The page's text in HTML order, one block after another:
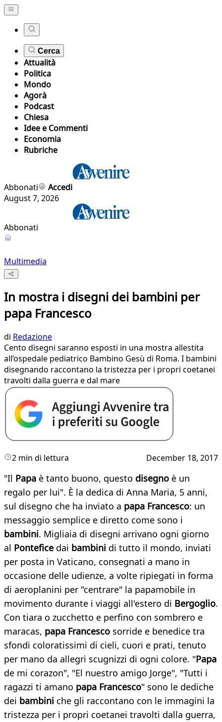
Cerca
Attualità
Politica
Mondo
Agorà
Podcast
Chiesa
Idee e Commenti
Economia
Rubriche
Abbonati
Accedi
August 7, 2026
Abbonati
Multimedia
In mostra i disegni dei bambini per
papa Francesco
di Redazione
Cento disegni saranno esposti in una mostra allestita
all’ospedale pediatrico Bambino Gesù di Roma. I bambini
disegnando raccontano la tristezza per i propri coetanei
travolti dalla guerra e dal mare
2 min di lettura December 18, 2017
"Il Papa è tanto buono, questo disegno è un
regalo per lui". È la dedica di Anna Maria, 5 anni,
sul disegno che ha inviato a papa Francesco: un
messaggio semplice e diretto come sono i
bambini. Migliaia di disegni arrivano ogni giorno
al Pontefice dai bambini di tutto il mondo, inviati
per posta in Vaticano, consegnati a mano in
occasione delle udienze, a volte ripiegati in forma
di aeroplanini per "centrare" la papamobile in
movimento durante i viaggi all'estero di Bergoglio.
Con tiara o zucchetto e perfino con sombrero e
maracas, papa Francesco sorride e benedice tra
sfondi coloratissimi di cieli, cuori e prati, tenuto
per mano da allegri scugnizzi di ogni colore. "Papa
de mi corazon", "El nuestro amigo Jorge", "Tutti i
ragazzi ti amano papa Francesco" sono le dediche
dei bambini che gli raccontano con le immagini la
tristezza per i propri coetanei travolti dalla guerra,